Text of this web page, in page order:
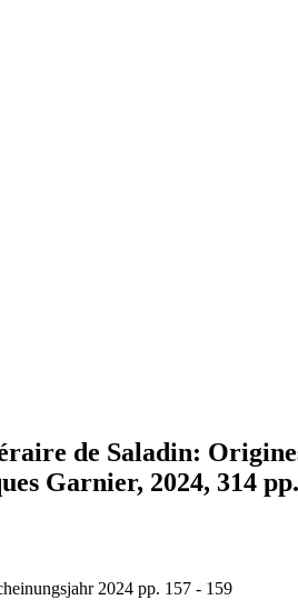
de Saladin:
Garnier, 2024, 314 pp.
2024 pp. 157 - 159